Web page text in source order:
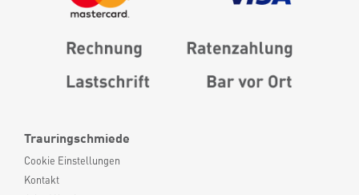
Trauringschmiede
Cookie Einstellungen
Kontakt